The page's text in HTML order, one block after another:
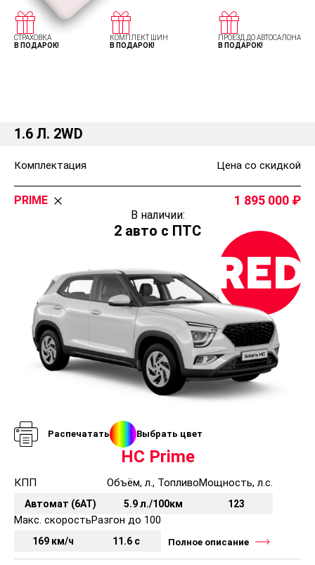
СТРАХОВКА
В ПОДАРОК!
КОМПЛЕКТ ШИН
В ПОДАРОК!
ПРОЕЗД ДО АВТОСАЛОНА
В ПОДАРОК!
1.6 Л. 2WD
Комплектация Цена со скидкой
PRIME 1 895 000
В наличии:
2 авто с ПТС
Распечатать Выбрать цвет
HC Prime
КПП
Автомат (6AT)
Объём, л., Топливо
5.9 л./100км
Мощность, л.с.
123
Макс. скорость
169 км/ч
Разгон до 100
11.6 с Полное описание